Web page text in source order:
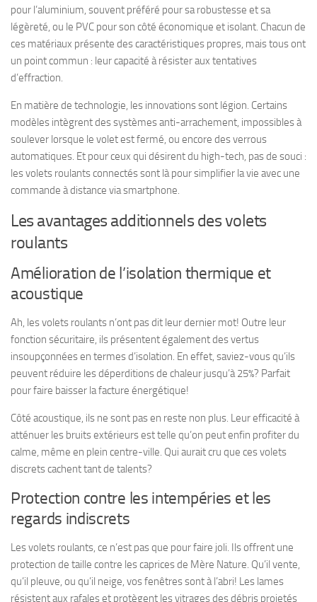
pour l’aluminium, souvent préféré pour sarobustesse et sa
légèreté, ou le PVC pour son côté économique et isolant. Chacun de
ces matériaux présente des caractéristiques propres, mais tous ont
un point commun : leur capacité à résister aux tentatives
d’effraction.
En matière de technologie, les innovations sont légion. Certains
modèles intègrent des systèmes anti-arrachement, impossibles à
soulever lorsque le volet est fermé, ou encore des verrous
automatiques. Et pour ceux qui désirent du high-tech, pas de souci :
les volets roulants connectés sont là pour simplifier la vie avec une
commande à distance via smartphone.
Les avantages additionnels des volets
roulants
Amélioration de l’isolation thermique et
acoustique
Ah, les volets roulants n’ont pas dit leur dernier mot! Outre leur
fonction sécuritaire, ils présentent également des vertus
insoupçonnées en termes d’isolation. En effet, saviez-vous qu’ils
peuvent réduire les déperditions de chaleur jusqu’à 25%? Parfait
pour faire baisser la facture énergétique!
Côté acoustique, ils ne sont pas en reste non plus. Leur efficacité à
atténuer les bruits extérieurs est telle qu’on peut enfin profiter du
calme, même en plein centre-ville. Qui aurait cru que ces volets
discrets cachent tant de talents?
Protection contre les intempéries et les
regards indiscrets
Les volets roulants, ce n’est pas que pour faire joli. Ils offrent une
protection de taille contre les caprices de Mère Nature. Qu’il vente,
qu’il pleuve, ou qu’il neige, vos fenêtres sont à l’abri! Les lames
résistent aux rafales et protègent les vitrages des débris projetés